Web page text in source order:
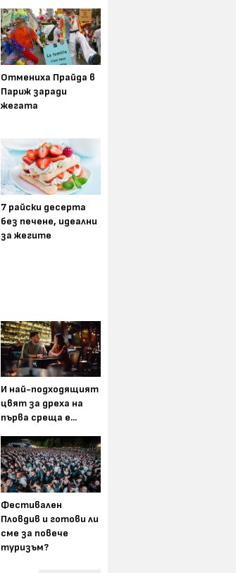
Отмениха Прайда в
Париж заради
жегата
7 райски десерта
без печене, идеални
за жегите
И най-подходящият
цвят за дреха на
първа среща е...
Фестивален
Пловдив и готови ли
сме за повече
туризъм?